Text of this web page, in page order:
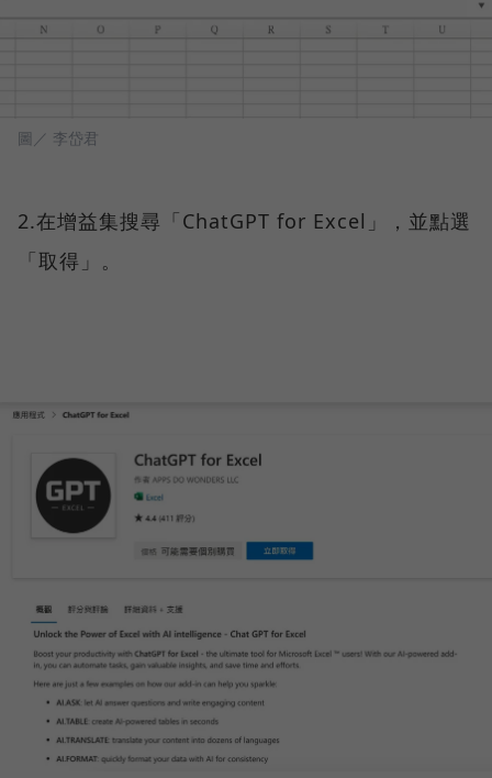
圖／ 李岱君
2.在增益集搜尋「ChatGPT for Excel」，並點選
「取得」。